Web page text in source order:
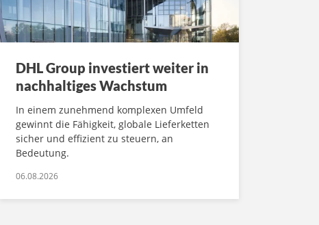
DHL Group investiert weiter in
nachhaltiges Wachstum
In einem zunehmend komplexen Umfeld
gewinnt die Fähigkeit, globale Lieferketten
sicher und effizient zu steuern, an
Bedeutung.
06.08.2026